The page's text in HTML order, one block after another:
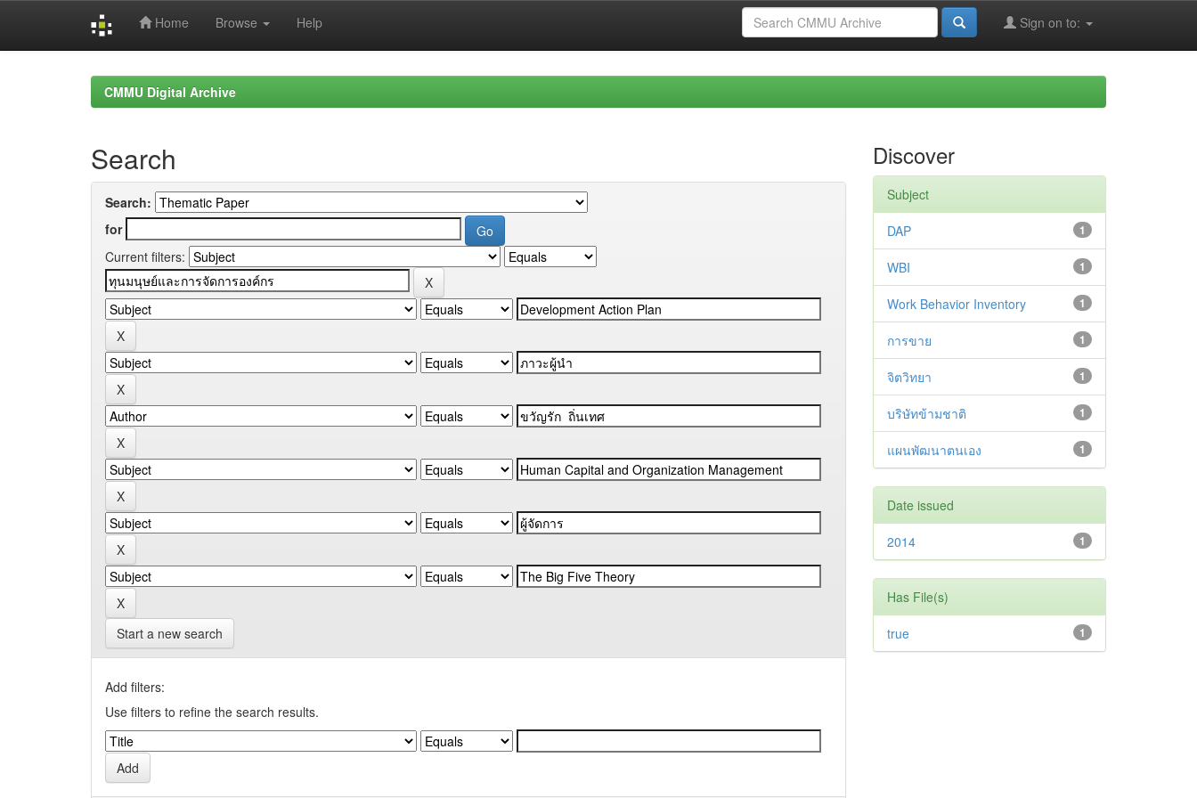
Home Browse Help Sign on to:
CMMU Digital Archive
Search
Search:
for
Current filters:
Start a new search
Add filters:
Use filters to refine the search results.
Discover
Subject
1
DAP
1
WBI
1
Work Behavior Inventory
1
การขาย
1
จิตวิทยา
1
บริษัทข้ามชาติ
1
แผนพัฒนาตนเอง
Date issued
1
2014
Has File(s)
1
true